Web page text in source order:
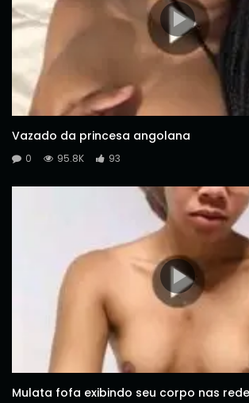
Vazado da princesa angolana
0 95.8K 93
Mulata fofa exibindo seu corpo nas